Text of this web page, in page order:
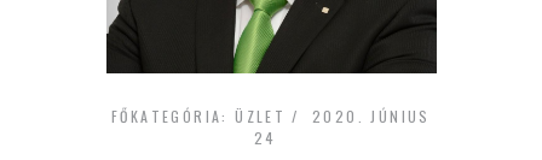
FŐKATEGÓRIA:ÜZLET
2020. JÚNIUS
24